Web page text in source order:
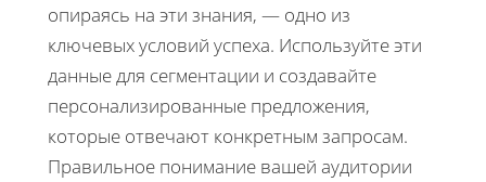
опираясь на эти знания, — одно из
ключевых условий успеха. Используйте эти
данные для сегментации и создавайте
персонализированные предложения,
которые отвечают конкретным запросам.
Правильное понимание вашей аудитории